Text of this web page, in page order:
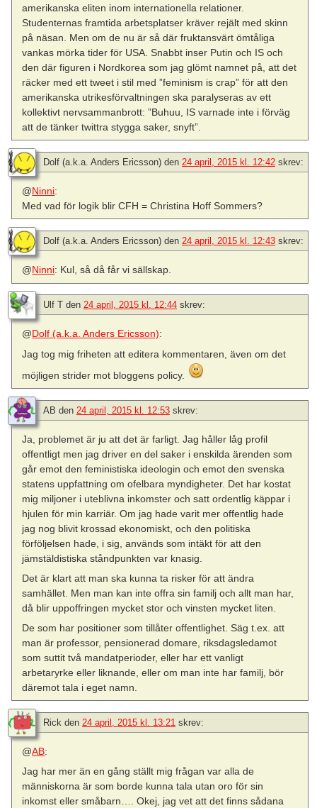
amerikanska eliten inom internationella relationer.
Studenternas framtida arbetsplatser kräver rejält med skinn
på näsan. Men om de nu är så där fruktansvärt ömtåliga
vankas mörka tider för USA. Snabbt inser Putin och IS och
den där figuren i Nordkorea som jag glömt namnet på, att det
räcker med ett tweet i stil med ”feminism is crap” för att den
amerikanska utrikesförvaltningen ska paralyseras av ett
kollektivt nervsammanbrott: ”Buhuu, IS varnade inte i förväg
att de tänker twittra stygga saker, snyft”.
Dolf (a.k.a. Anders Ericsson) den 24 april, 2015 kl. 12:42 skrev:
@Ninni:
Med vad för logik blir CFH = Christina Hoff Sommers?
Dolf (a.k.a. Anders Ericsson) den 24 april, 2015 kl. 12:43 skrev:
@Ninni: Kul, så då får vi sällskap.
Ulf T den 24 april, 2015 kl. 12:44 skrev:
@Dolf (a.k.a. Anders Ericsson):
Jag tog mig friheten att editera kommentaren, även om det
möjligen strider mot bloggens policy.
AB den 24 april, 2015 kl. 12:53 skrev:
Ja, problemet är ju att det är farligt. Jag håller låg profil
offentligt men jag driver en del saker i enskilda ärenden som
går emot den feministiska ideologin och emot den svenska
statens uppfattning om ofelbara myndigheter. Det har kostat
mig miljoner i uteblivna inkomster och satt ordentlig käppar i
hjulen för min karriär. Om jag hade varit mer offentlig hade
jag nog blivit krossad ekonomiskt, och den politiska
förföljelsen hade, i sig, används som intäkt för att den
jämstäldistiska ståndpunkten var knasig.
Det är klart att man ska kunna ta risker för att ändra
samhället. Men man kan inte offra sin familj och allt man har,
då blir uppoffringen mycket stor och vinsten mycket liten.
De som har positioner som tillåter offentlighet. Säg t.ex. att
man är professor, pensionerad domare, riksdagsledamot
som suttit två mandatperioder, eller har ett vanligt
arbetaryrke eller liknande, eller om man inte har familj, bör
däremot tala i eget namn.
Rick den 24 april, 2015 kl. 13:21 skrev:
@AB:
Jag har mer än en gång ställt mig frågan var alla de
människorna är som borde kunna tala utan oro för sin
inkomst eller småbarn…. Okej, jag vet att det finns sådana